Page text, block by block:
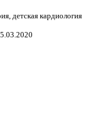
детская кардиология